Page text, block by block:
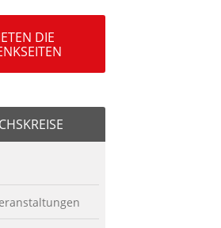
DIE